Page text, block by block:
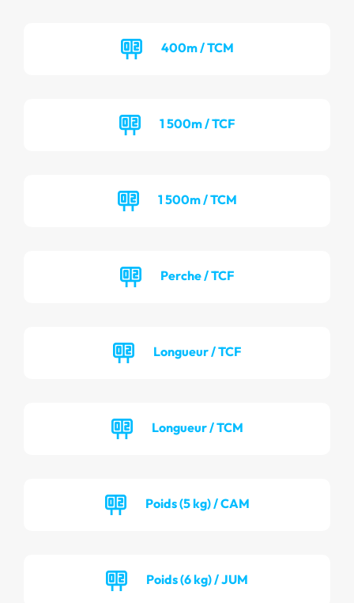
400m / TCM
1 500m / TCF
1 500m / TCM
Perche / TCF
Longueur / TCF
Longueur / TCM
Poids (5 kg) / CAM
Poids (6 kg) / JUM